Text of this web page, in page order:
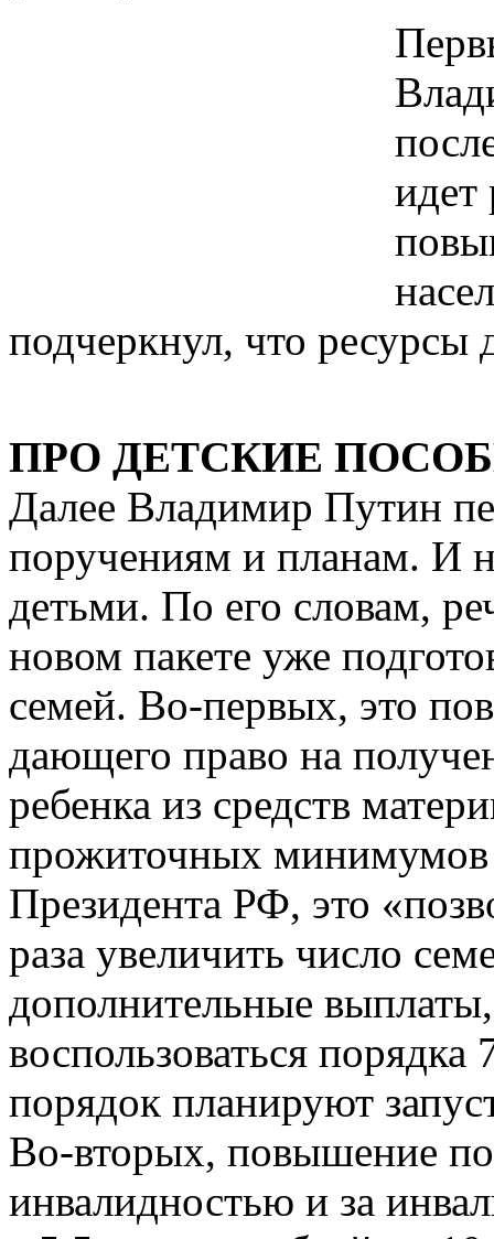
идет
подчеркнул, что ресурсы
ПРО ДЕТСКИЕ
Далее Владимир Путин
поручениям и планам. И
детьми. По его словам,
новом пакете уже
семей. Во-первых, это
дающего право на
ребенка из средств
прожиточных минимумов
Президента РФ, это
раза увеличить число
дополнительные
воспользоваться
порядок планируют
Во-вторых, повышение
инвалидностью и за